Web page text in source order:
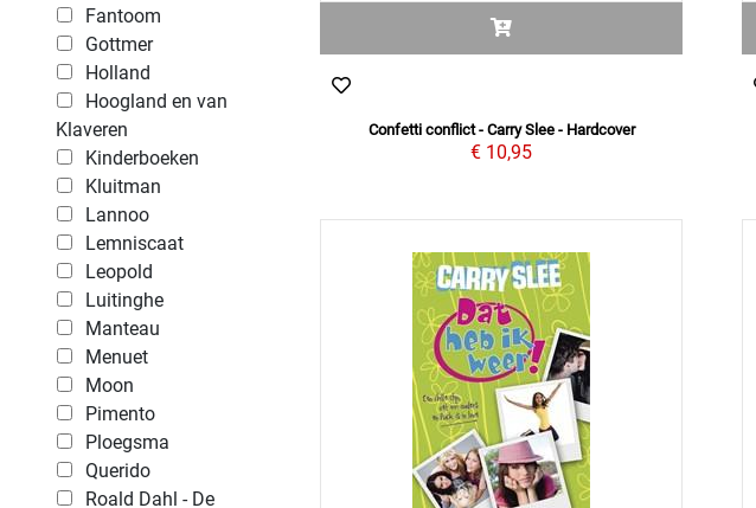
Fantoom
Gottmer
Holland
Hoogland en van
Klaveren
Kinderboeken
Kluitman
Lannoo
Lemniscaat
Leopold
Luitinghe
Manteau
Menuet
Moon
Pimento
Ploegsma
Querido
Roald Dahl - De
Confetti conflict - Carry Slee - Hardcover
€ 10,95